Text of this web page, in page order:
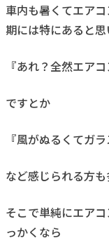
車内も暑くてエア
期には特にあると
『あれ？全然エア
ですとか
『風がぬるくてガ
など感じられる方も
そこで単純にエア
っかくなら